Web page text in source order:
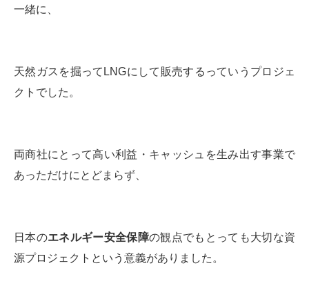
一緒に、
天然ガスを掘ってLNGにして販売するっていうプロジェ
クトでした。
両商社にとって高い利益・キャッシュを生み出す事業で
あっただけにとどまらず、
日本のエネルギー安全保障の観点でもとっても大切な資
源プロジェクトという意義がありました。